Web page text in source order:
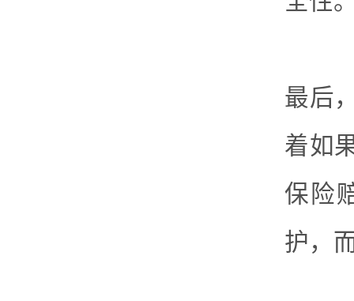
最后
着如
保险
护，